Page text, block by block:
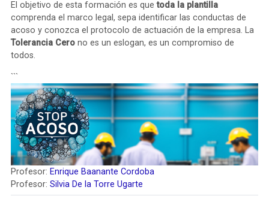
El objetivo de esta formación es quetoda la plantilla
comprenda el marco legal, sepa identificar las conductas de
acoso y conozca el protocolo de actuación de la empresa. La
Tolerancia Cerono es un eslogan, es un compromiso de
todos.
```
Profesor: Enrique Baanante Cordoba
Profesor: Silvia De la Torre Ugarte